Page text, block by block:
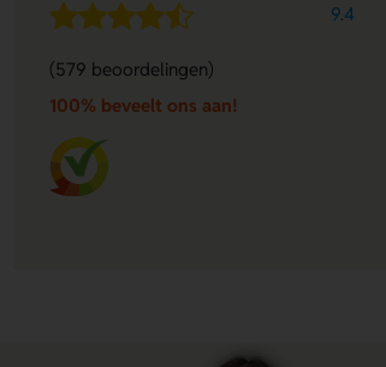
9.4
(579 beoordelingen)
100% beveelt ons aan!